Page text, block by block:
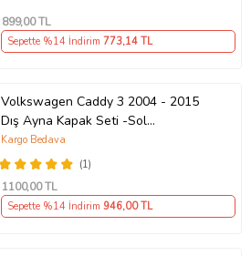
899,00 TL
Sepette %14 İndirim 773,14 TL
Volkswagen Caddy 3 2004 - 2015
Dış Ayna Kapak Seti -Sol
7E18575289 B9
(1)
Kargo Bedava
1100,00 TL
Sepette %14 İndirim 946,00 TL